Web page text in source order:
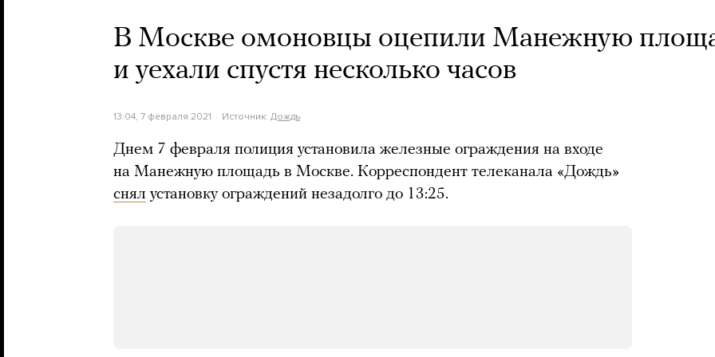
В Москве омоновцы оцепили Манежную
и уехали спустя несколько часов
13:04, 7 февраля 2021 Источник: Дождь
Днем 7 февраля полиция установила железные ограждения на входе
на Манежную площадь в Москве. Корреспондент телеканала «Дождь»
снял установку ограждений незадолго до 13:25.